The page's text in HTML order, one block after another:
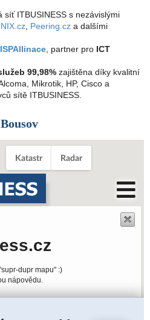
síť ITBUSINESS s nezávislými
NIX.cz Peering.cz a dalšími
ISPAllinace , partner pro ICT
99,98% zajištěna díky kvalitní
Mikrotik, HP, Cisco a
sítě ITBUSINESS.